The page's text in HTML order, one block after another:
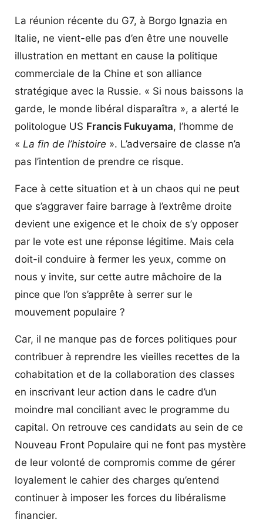
La réunion récente du G7, à Borgo Ignazia en
Italie, ne vient-elle pas d’en être une nouvelle
illustration en mettant en cause la politique
commerciale de la Chine et son alliance
stratégique avec la Russie. « Si nous baissons la
garde, le monde libéral disparaîtra », a alerté le
politologue US Francis Fukuyama, l’homme de
« La fin de l’histoire ». L’adversaire de classe n’a
pas l’intention de prendre ce risque.
Face à cette situation et à un chaos qui ne peut
que s’aggraver faire barrage à l’extrême droite
devient une exigence et le choix de s’y opposer
par le vote est une réponse légitime. Mais cela
doit-il conduire à fermer les yeux, comme on
nous y invite, sur cette autre mâchoire de la
pince que l’on s’apprête à serrer sur le
mouvement populaire ?
Car, il ne manque pas de forces politiques pour
contribuer à reprendre les vieilles recettes de la
cohabitation et de la collaboration des classes
en inscrivant leur action dans le cadre d’un
moindre mal conciliant avec le programme du
capital. On retrouve ces candidats au sein de ce
Nouveau Front Populaire qui ne font pas mystère
de leur volonté de compromis comme de gérer
loyalement le cahier des charges qu’entend
continuer à imposer les forces du libéralisme
financier.